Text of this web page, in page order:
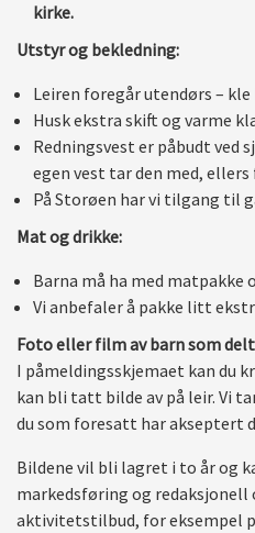
kirke.
Utstyr og bekledning:
Leiren foregår utendørs –
Husk ekstra skift og varme
Redningsvest er påbudt ved
egen vest tar den med, ellers
På Storøen har vi tilgang til
Mat og drikke:
Barna må ha med matpakke
Vi anbefaler å pakke litt
Foto eller film av barn som
I påmeldingsskjemaet kan du
kan bli tatt bilde av på leir. Vi
du som foresatt har akseptert
Bildene vil bli lagret i to år og
markedsføring og
aktivitetstilbud, for eksempel